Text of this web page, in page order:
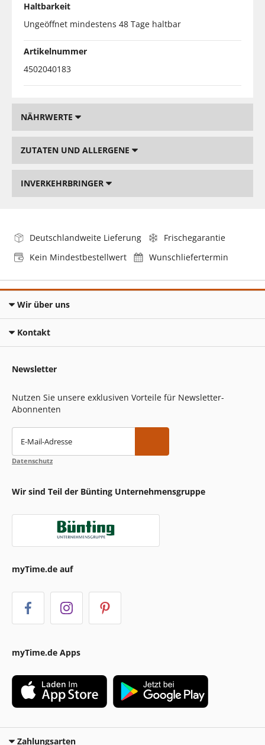
Haltbarkeit
Ungeöffnet mindestens 48 Tage haltbar
Artikelnummer
4502040183
NÄHRWERTE
ZUTATEN UND ALLERGENE
INVERKEHRBRINGER
Deutschlandweite Lieferung
Frischegarantie
Kein Mindestbestellwert
Wunschliefertermin
Wir über uns
Kontakt
Newsletter
Nutzen Sie unsere exklusiven Vorteile für Newsletter-
Abonnenten
E-Mail-Adresse
Datenschutz
Wir sind Teil der Bünting Unternehmensgruppe
myTime.de auf
myTime.de Apps
Zahlungsarten